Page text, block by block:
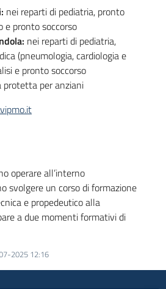
nei reparti di pediatria, pronto
e pronto soccorso
nei reparti di pediatria,
(pneumologia, cardiologia e
e pronto soccorso
protetta per anziani
operare all’interno
svolgere un corso di formazione
e propedeutico alla
a due momenti formativi di
2025 12:16